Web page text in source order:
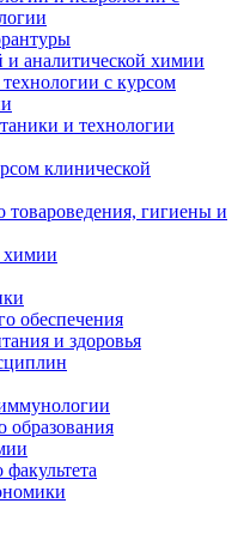
и аналитической химии
с курсом
и технологии
клинической
товароведения, гигиены и
химии
обеспечения
и здоровья
образования